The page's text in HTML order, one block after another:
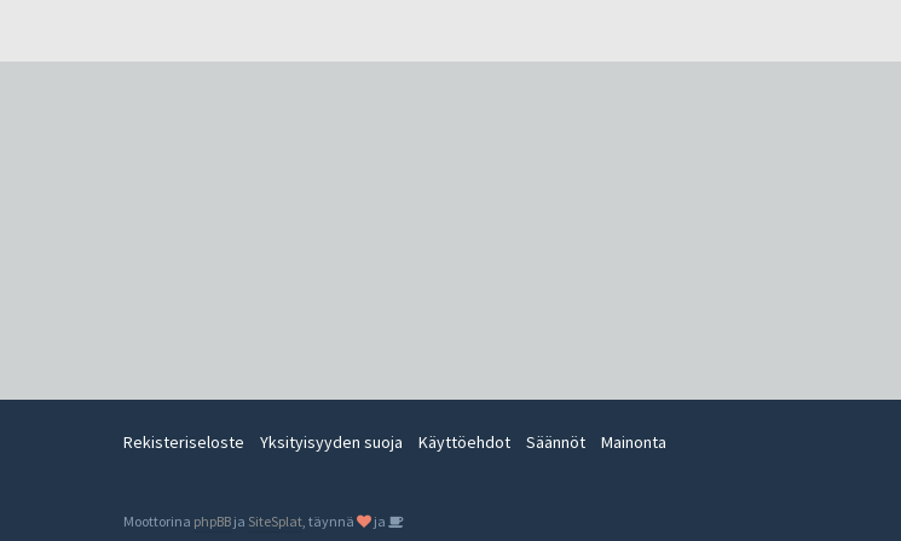
Rekisteriseloste Yksityisyyden suoja Käyttöehdot Säännöt Mainonta
Moottorina phpBB ja SiteSplat , täynnä ja